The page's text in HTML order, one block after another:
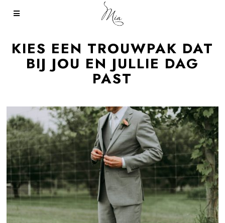
KIES EEN TROUWPAK DAT
BIJ JOU EN JULLIE DAG
PAST